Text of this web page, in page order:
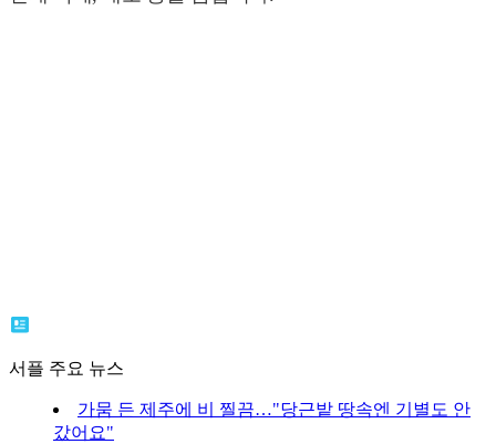
서플 주요 뉴스
가뭄 든 제주에 비 찔끔…"당근밭 땅속엔 기별도 안
갔어요"